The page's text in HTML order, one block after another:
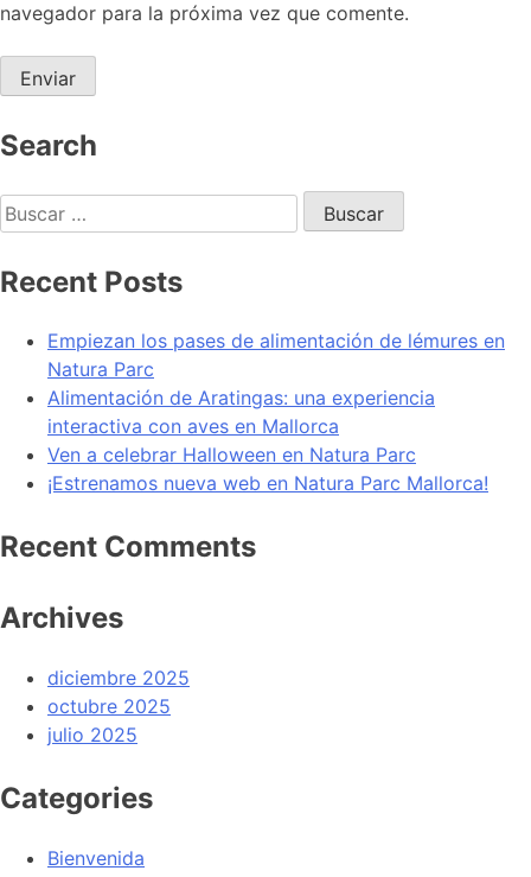
navegador para la próxima vez que comente.
Search
Recent Posts
Empiezan los pases de alimentación de lémures en
Natura Parc
Alimentación de Aratingas: una experiencia
interactiva con aves en Mallorca
Ven a celebrar Halloween en Natura Parc
¡Estrenamos nueva web en Natura Parc Mallorca!
Recent Comments
Archives
diciembre 2025
octubre 2025
julio 2025
Categories
Bienvenida